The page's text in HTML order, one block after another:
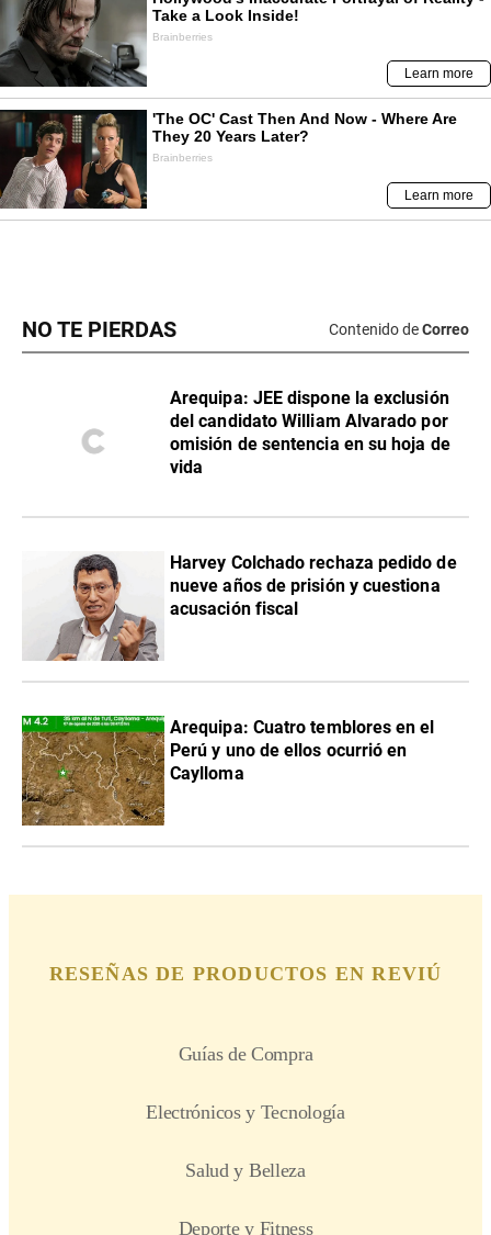
NO TE PIERDAS Contenido deCorreo
​Arequipa: JEE dispone la exclusión
del candidato William Alvarado por
omisión de sentencia en su hoja de
vida
Harvey Colchado rechaza pedido de
nueve años de prisión y cuestiona
acusación fiscal
Arequipa: Cuatro temblores en el
Perú y uno de ellos ocurrió en
Caylloma